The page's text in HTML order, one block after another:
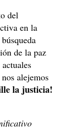
del
en la
de la paz
alejemos
la justicia!